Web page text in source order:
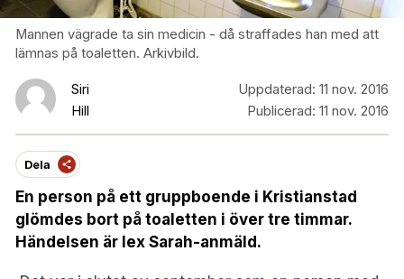
Mannen vägrade ta sin medicin - då straffades han med att
lämnas på toaletten. Arkivbild.
Siri
Hill
Uppdaterad: 11 nov. 2016
Publicerad: 11 nov. 2016
Dela
En person på ett gruppboende i Kristianstad
glömdes bort på toaletten i över tre timmar.
Händelsen är lex Sarah-anmäld.